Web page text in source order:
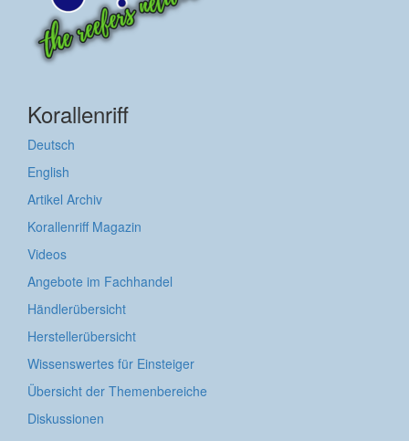
Korallenriff
Deutsch
English
Artikel Archiv
Korallenriff Magazin
Videos
Angebote im Fachhandel
Händlerübersicht
Herstellerübersicht
Wissenswertes für Einsteiger
Übersicht der Themenbereiche
Diskussionen